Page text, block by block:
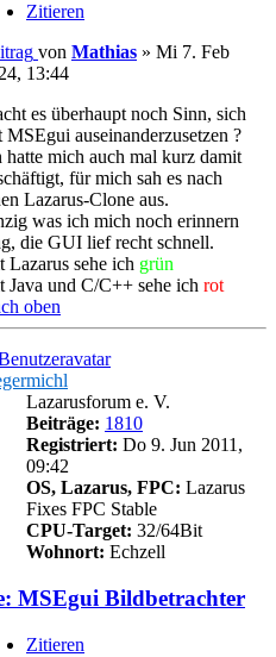
Zitieren
von Mathias » Mi 7. Feb
13:44
es überhaupt noch Sinn, sich
MSEgui auseinanderzusetzen ?
hatte mich auch mal kurz damit
für mich sah es nach
Lazarus-Clone aus.
was ich mich noch erinnern
die GUI lief recht schnell.
Lazarus sehe ich grün
Java und C/C++ sehe ich rot
oben
Lazarusforum e. V.
Beiträge: 1810
Registriert: Do 9. Jun 2011,
09:42
OS, Lazarus, FPC: Lazarus
Fixes FPC Stable
CPU-Target: 32/64Bit
Wohnort: Echzell
MSEgui Bildbetrachter
Zitieren